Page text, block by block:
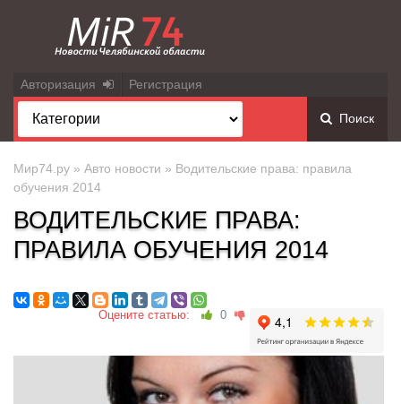
Авторизация Регистрация
Поиск
Мир74.ру » Авто новости » Водительские права: правила
обучения 2014
ВОДИТЕЛЬСКИЕ ПРАВА:
ПРАВИЛА ОБУЧЕНИЯ 2014
Оцените статью: 0